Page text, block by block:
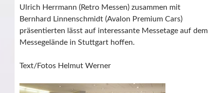
Ulrich Herrmann (Retro Messen) zusammen mit
Bernhard Linnenschmidt (Avalon Premium Cars)
präsentierten lässt auf interessante Messetage auf dem
Messegelände in Stuttgart hoffen.
Text/Fotos Helmut Werner